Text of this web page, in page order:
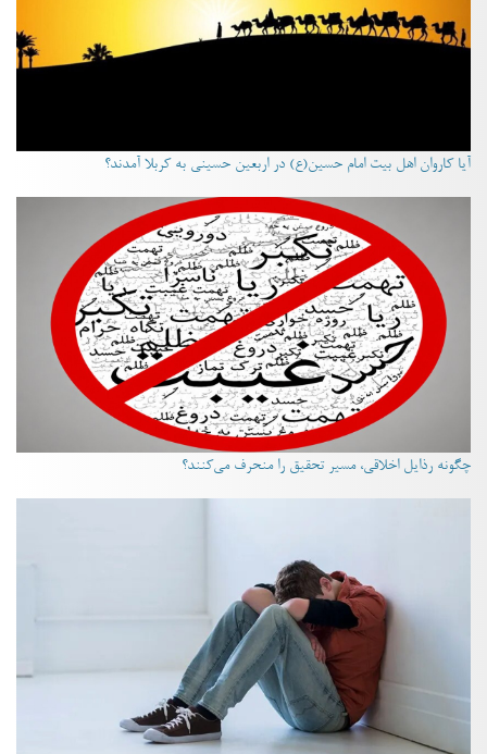
آیا کاروان اهل بیت امام حسین(ع) در اربعین حسینی به کربلا آمدند؟
چگونه رذایل اخلاقی، مسیر تحقیق را منحرف می‌کنند؟